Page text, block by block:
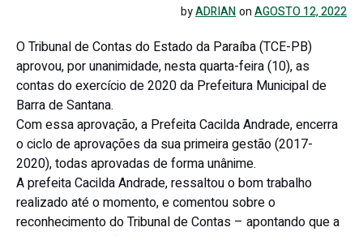
byADRIANonAGOSTO 12, 2022
O Tribunal de Contas do Estado da Paraíba (TCE-PB)
aprovou, por unanimidade, nesta quarta-feira (10), as
contas do exercício de 2020 da Prefeitura Municipal de
Barra de Santana.
Com essa aprovação, a Prefeita Cacilda Andrade, encerra
o ciclo de aprovações da sua primeira gestão (2017-
2020), todas aprovadas de forma unânime.
A prefeita Cacilda Andrade, ressaltou o bom trabalho
realizado até o momento, e comentou sobre o
reconhecimento do Tribunal de Contas – apontando que a